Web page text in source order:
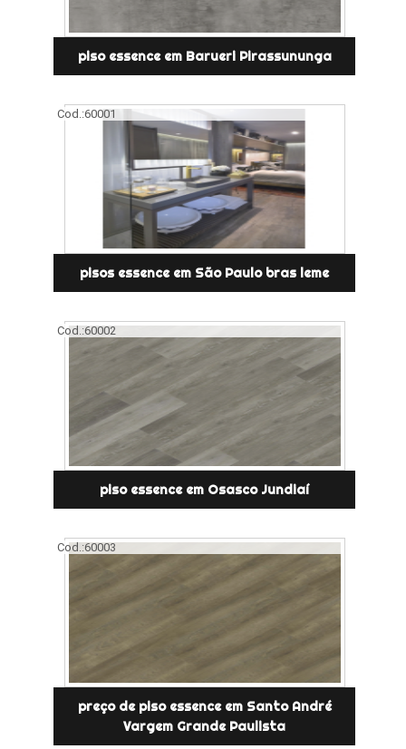
piso essence em Barueri Pirassununga
Cod.:60001
pisos essence em São Paulo bras leme
Cod.:60002
piso essence em Osasco Jundiaí
Cod.:60003
preço de piso essence em Santo André
Vargem Grande Paulista